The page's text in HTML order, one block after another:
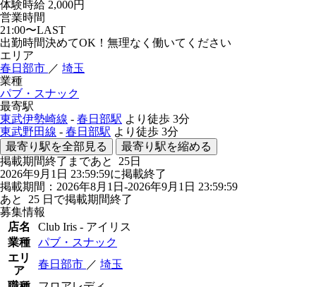
体験時給 2,000円
営業時間
21:00〜LAST
出勤時間決めてOK！無理なく働いてください
エリア
春日部市 ／ 埼玉
業種
パブ・スナック
最寄駅
東武伊勢崎線 - 春日部駅 より徒歩 3分
東武野田線 - 春日部駅 より徒歩 3分
最寄り駅を全部見る
最寄り駅を縮める
掲載期間終了まであと 25日
2026年9月1日 23:59:59に掲載終了
掲載期間：2026年8月1日-2026年9月1日 23:59:59
あと 25 日で掲載期間終了
募集情報
店名
Club Iris - アイリス
業種
パブ・スナック
エリ
ア
春日部市 ／ 埼玉